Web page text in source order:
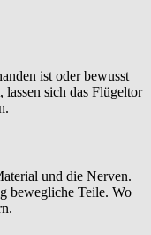
ist oder bewusst
lassen sich das Flügeltor
und die Nerven.
bewegliche Teile. Wo